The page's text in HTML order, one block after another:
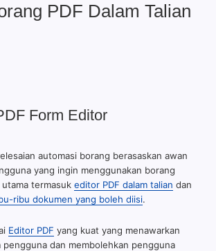
PDF Dalam Talian
Form Editor
automasi borang berasaskan awan
yang ingin menggunakan borang
termasuk editor PDF dalam talian dan
ribu dokumen yang boleh diisi.
Editor PDF yang kuat yang menawarkan
pengguna dan membolehkan pengguna